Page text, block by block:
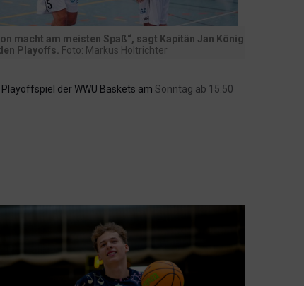
macht am meisten Spaß“, sagt Kapitän Jan König
Playoffs.
Foto: Markus Holtrichter
der WWU Baskets am Sonntag ab 15.50